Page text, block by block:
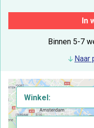
In
Binnen 5-7
Naar
Winkel: